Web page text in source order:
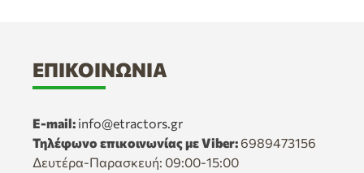
ΕΠΙΚΟΙΝΩΝΊΑ
E-mail: info@etractors.gr
Τηλέφωνο επικοινωνίας με Viber: 6989473156
Δευτέρα-Παρασκευή: 09:00-15:00